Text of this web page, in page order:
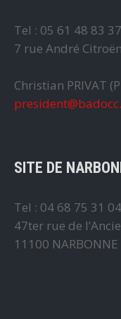
Tel : 05 61 48 83 37
7 rue André
Christian PRIVAT
SITE DE
Tel : 04 68 75 31 04
47ter rue de
11100 NARBONNE